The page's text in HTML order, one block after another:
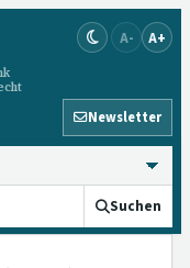
A- A+
Newsletter
Suchen